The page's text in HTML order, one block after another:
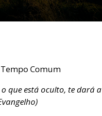
Comum
o que está oculto, te dará a